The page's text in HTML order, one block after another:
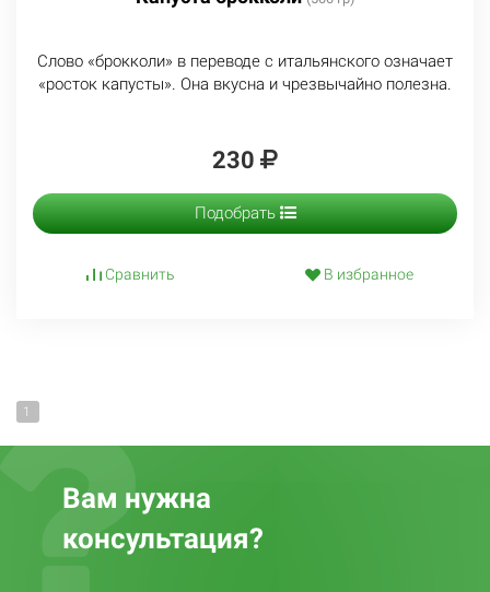
Слово «брокколи» в переводе с итальянского означает
«росток капусты». Она вкусна и чрезвычайно полезна.
230
Подобрать
Сравнить В избранное
1
Вам нужна
консультация?